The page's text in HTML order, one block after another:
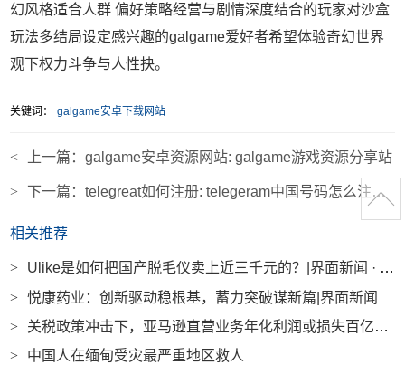
幻风格适合人群 偏好策略经营与剧情深度结合的玩家对沙盒
玩法多结局设定感兴趣的galgame爱好者希望体验奇幻世界
观下权力斗争与人性抉。
关键词： galgame安卓下载网站
< 上一篇：galgame安卓资源网站: galgame游戏资源分享站
> 下一篇：telegreat如何注册: telegeram中国号码怎么注册不了
相关推荐
>
Ulike是如何把国产脱毛仪卖上近三千元的？|界面新闻 · 时尚
>
悦康药业：创新驱动稳根基，蓄力突破谋新篇|界面新闻
>
关税政策冲击下，亚马逊直营业务年化利润或损失百亿美元|界面新闻 · 科技
>
中国人在缅甸受灾最严重地区救人